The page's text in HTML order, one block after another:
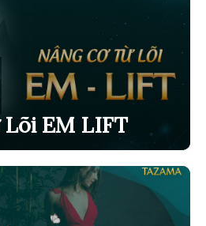
EM LIFT